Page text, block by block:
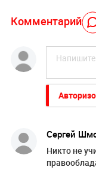
Комментарий
Сергей
Никто не